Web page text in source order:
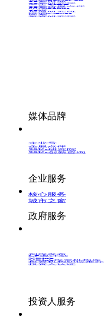
36氪出海
硬氪
媒体品牌
企业号
企服点评
36Kr研究院
36Kr创新咨询
企业服务
核心服务
城市之窗
政府服务
创投发布
LP源计划
VClub
VClub投资机构库
投资机构职位推介
投资人认证
投资人服务